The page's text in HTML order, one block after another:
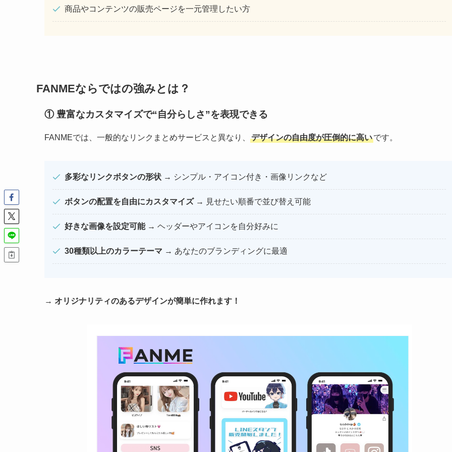
商品やコンテンツの販売ページを一元管理したい方
FANMEならではの強みとは？
① 豊富なカスタマイズで“自分らしさ”を表現できる
FANMEでは、一般的なリンクまとめサービスと異なり、 デザインの自由度が圧倒的に高いです。
多彩なリンクボタンの形状 → シンプル・アイコン付き・画像リンクなど
ボタンの配置を自由にカスタマイズ→ 見せたい順番で並び替え可能
好きな画像を設定可能→ ヘッダーやアイコンを自分好みに
30種類以上のカラーテーマ → あなたのブランディングに最適
→ オリジナリティのあるデザインが簡単に作れます！